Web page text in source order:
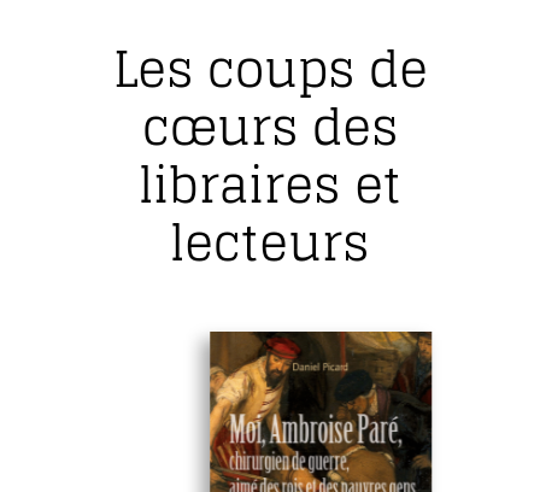
Les coups de
cœurs des
libraires et
lecteurs